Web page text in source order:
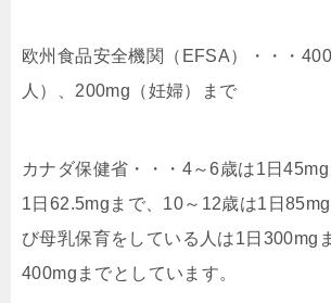
欧州食品安全機関（EFSA）・・・
人）、200mg（妊婦）まで
カナダ保健省・・・4～6歳は1日
1日62.5mgまで、10～12歳は1日
び母乳保育をしている人は1日300mg
400mgまでとしています。